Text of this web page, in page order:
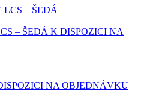
– ŠEDÁ K DISPOZICI NA
NA OBJEDNÁVKU